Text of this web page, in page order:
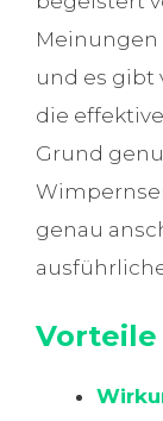
und es gibt
die
Grund
genau
Vorteile